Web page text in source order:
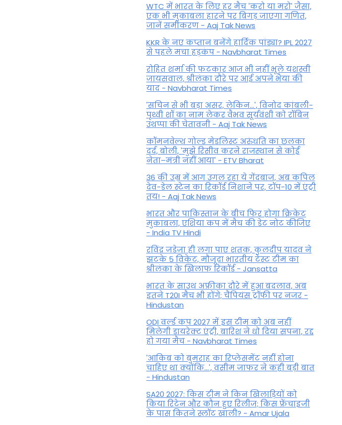
WTC में भारत के लिए हर मैच 'करो या मरो' जैसा,
एक भी मुकाबला हारने पर बिगड़ जाएगा गण‍ित,
जानें समीकरण - Aaj Tak News
KKR के नए कप्तान बनेंगे हार्दिक पांड्या? IPL 2027
से पहले मचा हड़कंप - Navbharat Times
रोहित शर्मा की फटकार आज भी नहीं भूले यशस्वी
जायसवाल, श्रीलंका दौरे पर आई अपने भैया की
याद - Navbharat Times
'सचिन से भी बड़ा असर, लेकिन...', व‍िनोद कांबली-
पृथ्वी शॉ का नाम लेकर वैभव सूर्यवंशी को रॉबिन
उथप्पा की चेतावनी - Aaj Tak News
कॉमनवेल्थ गोल्ड मे​डलिस्ट अरुंधति का छलका
दर्द, बोली, 'मुझे रिसीव करने राजस्थान से कोई
नेता–मंत्री नहीं आया' - ETV Bharat
36 की उम्र में आग उगल रहा ये गेंदबाज, अब कपिल
देव-डेल स्टेन का रिकॉर्ड निशाने पर, टॉप-10 में एंट्री
तय! - Aaj Tak News
भारत और पाकिस्तान के बीच फिर होगा क्रिकेट
मुकाबला, एशिया कप में मैच की डेट नोट कीजिए
- India TV Hindi
रविंद्र जडेजा ही लगा पाए शतक, कुलदीप यादव ने
झटके 5 विकेट, मौजूदा भारतीय टेस्ट टीम का
श्रीलंका के खिलाफ रिकॉर्ड - Jansatta
भारत के साउथ अफ्रीका दौरे में हुआ बदलाव, अब
इतने T20I मैच भी होंगे; चैंपियंस ट्रॉफी पर नजर -
Hindustan
ODI वर्ल्ड कप 2027 में इस टीम को अब नहीं
मिलेगी डायरेक्ट एंट्री, बारिश ने धो दिया सपना, रद्द
हो गया मैच - Navbharat Times
'आकिब को बुमराह का रिप्लेसमेंट नहीं होना
चाहिए था क्योंकि...', वसीम जाफर ने कही बड़ी बात
- Hindustan
SA20 2027: किस टीम ने किन खिलाड़ियों को
किया रिटेन और कौन हुए रिलीज; किस फ्रेंचाइजी
के पास कितने स्लॉट खाली? - Amar Ujala